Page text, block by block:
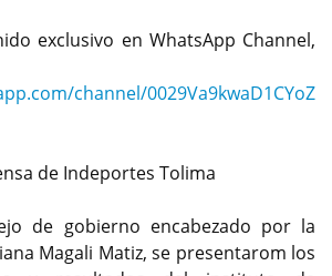
exclusivo en WhatsApp Channel,
channel/0029Va9kwaD1CYoZ
de Indeportes Tolima
de gobierno encabezado por la
Magali Matiz, se presentarom los